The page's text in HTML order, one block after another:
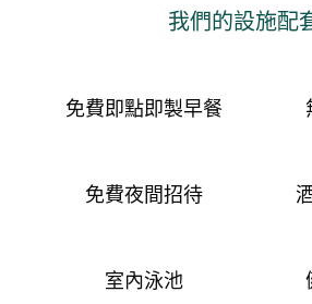
我們的設施配
免費即點即製早餐
免費夜間招待
室內泳池